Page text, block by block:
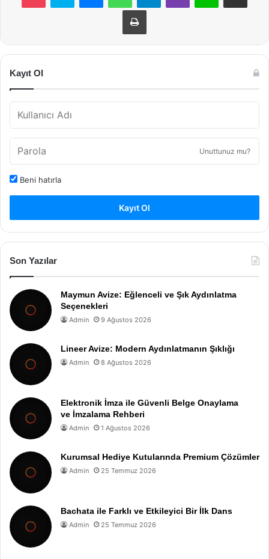
Yazdır
Kayıt Ol
Unuttunuz mu?
Beni hatırla
Kayıt Ol
Son Yazılar
Maymun Avize: Eğlenceli ve Şık Aydınlatma
Seçenekleri
Admin 9 Ağustos 2026
Lineer Avize: Modern Aydınlatmanın Şıklığı
Admin 8 Ağustos 2026
Elektronik İmza ile Güvenli Belge Onaylama
ve İmzalama Rehberi
Admin 1 Ağustos 2026
Kurumsal Hediye Kutularında Premium Çözümler
Admin 25 Temmuz 2026
Bachata ile Farklı ve Etkileyici Bir İlk Dans
Admin 25 Temmuz 2026